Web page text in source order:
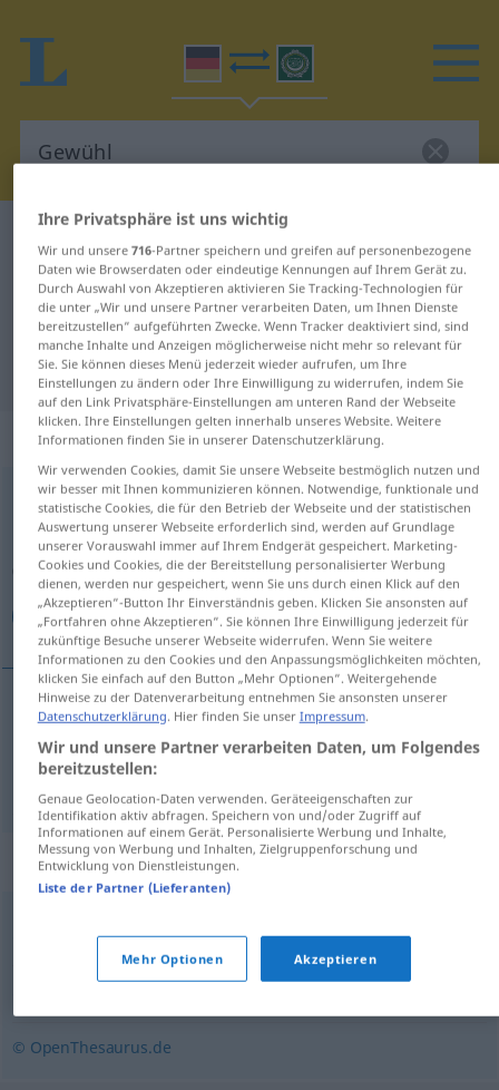
Deutsch-Arabisch Wörterbuch
Deutsch-Arabisch Übersetzung für
"Gewühl"
"Gewühl" Arabisch Übersetzung
„Gewühl“: Neutrum
Gewühln
Übersicht aller Übersetzungen
(Für mehr Details die Übersetzung anklicken/antippen)
هيجان, زحام
[hajaˈdʒaːn]
Synonyme für "Gewühl"
,Wirbel,Durcheinander,Trubel,Rummel
© OpenThesaurus.de
Ihre Privatsphäre ist uns wichtig
Wir und unsere 716-Partner speichern und greifen auf personenbezogene
Daten wie Browserdaten oder eindeutige Kennungen auf Ihrem Gerät zu.
Durch Auswahl von Akzeptieren aktivieren Sie Tracking-Technologien für
die unter „Wir und unsere Partner verarbeiten Daten, um Ihnen Dienste
bereitzustellen“ aufgeführten Zwecke. Wenn Tracker deaktiviert sind, sind
manche Inhalte und Anzeigen möglicherweise nicht mehr so relevant für
Sie. Sie können dieses Menü jederzeit wieder aufrufen, um Ihre
Einstellungen zu ändern oder Ihre Einwilligung zu widerrufen, indem Sie
auf den Link Privatsphäre-Einstellungen am unteren Rand der Webseite
klicken. Ihre Einstellungen gelten innerhalb unseres Website. Weitere
Informationen finden Sie in unserer Datenschutzerklärung.
Wir verwenden Cookies, damit Sie unsere Webseite bestmöglich nutzen und
wir besser mit Ihnen kommunizieren können. Notwendige, funktionale und
statistische Cookies, die für den Betrieb der Webseite und der statistischen
Auswertung unserer Webseite erforderlich sind, werden auf Grundlage
unserer Vorauswahl immer auf Ihrem Endgerät gespeichert. Marketing-
Cookies und Cookies, die der Bereitstellung personalisierter Werbung
dienen, werden nur gespeichert, wenn Sie uns durch einen Klick auf den
„Akzeptieren“-Button Ihr Einverständnis geben. Klicken Sie ansonsten auf
„Fortfahren ohne Akzeptieren“. Sie können Ihre Einwilligung jederzeit für
zukünftige Besuche unserer Webseite widerrufen. Wenn Sie weitere
Informationen zu den Cookies und den Anpassungsmöglichkeiten möchten,
klicken Sie einfach auf den Button „Mehr Optionen“. Weitergehende
Hinweise zu der Datenverarbeitung entnehmen Sie ansonsten unserer
Datenschutzerklärung. Hier finden Sie unser Impressum.
Wir und unsere Partner verarbeiten Daten, um Folgendes
bereitzustellen:
Genaue Geolocation-Daten verwenden. Geräteeigenschaften zur
Identifikation aktiv abfragen. Speichern von und/oder Zugriff auf
Informationen auf einem Gerät. Personalisierte Werbung und Inhalte,
Messung von Werbung und Inhalten, Zielgruppenforschung und
Entwicklung von Dienstleistungen.
Liste der Partner (Lieferanten)
Mehr Optionen Akzeptieren